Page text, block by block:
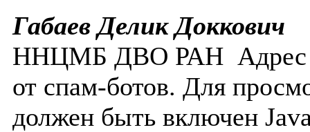
Габаев Делик Доккович
ННЦМБ ДВО РАН
от спам-ботов. Для
должен быть включен